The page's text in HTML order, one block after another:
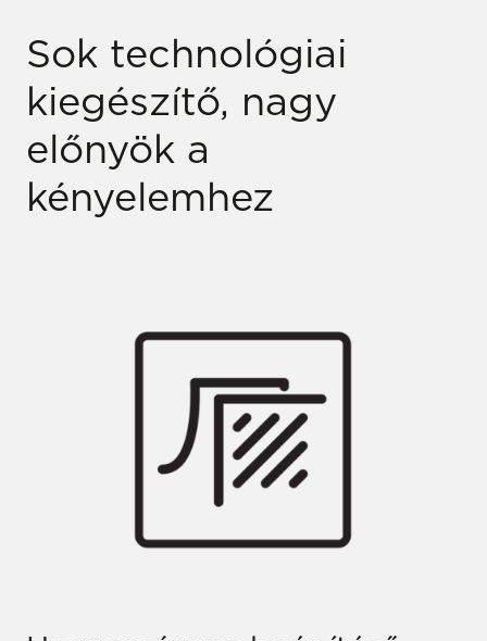
Sok technológiai
kiegészítő, nagy
előnyök a
kényelemhez